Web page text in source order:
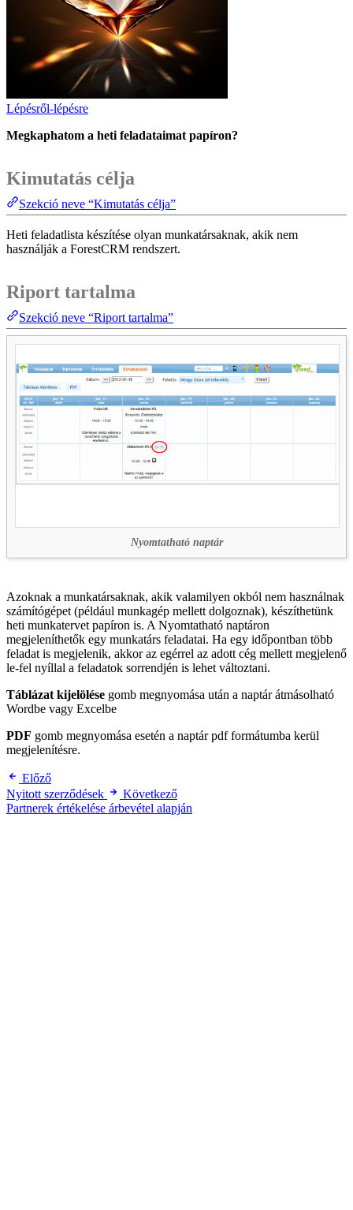
Lépésről-lépésre
Megkaphatom a heti feladataimat papíron?
Kimutatás célja
Szekció neve “Kimutatás célja”
Heti feladatlista készítése olyan munkatársaknak, akik nem
használják a ForestCRM rendszert.
Riport tartalma
Szekció neve “Riport tartalma”
Nyomtatható naptár
Azoknak a munkatársaknak, akik valamilyen okból nem használnak
számítógépet (például munkagép mellett dolgoznak), készíthetünk
heti munkatervet papíron is. A Nyomtatható naptáron
megjeleníthetők egy munkatárs feladatai. Ha egy időpontban több
feladat is megjelenik, akkor az egérrel az adott cég mellett megjelenő
le-fel nyíllal a feladatok sorrendjén is lehet változtani.
Táblázat kijelölése gomb megnyomása után a naptár átmásolható
Wordbe vagy Excelbe
PDF gomb megnyomása esetén a naptár pdf formátumba kerül
megjelenítésre.
Előző
Nyitott szerződések
Következő
Partnerek értékelése árbevétel alapján